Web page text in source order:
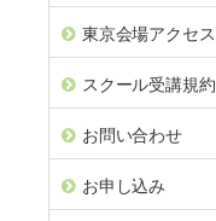
東京会場アクセス
スクール受講規約
お問い合わせ
お申し込み